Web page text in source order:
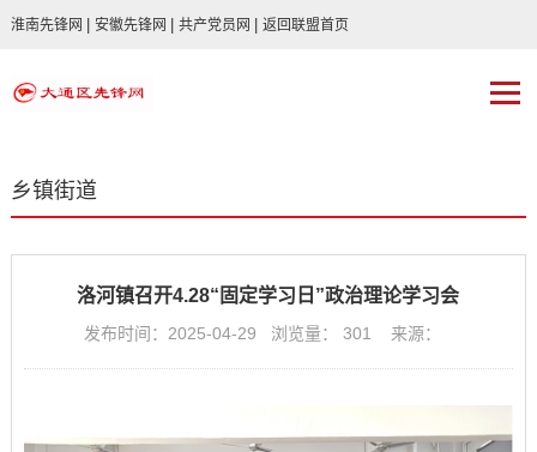
淮南先锋网 安徽先锋网 共产党员网 返回联盟首页
乡镇街道
洛河镇召开4.28“固定学习日”政治理论学习会
发布时间：2025-04-29 浏览量： 301 来源：